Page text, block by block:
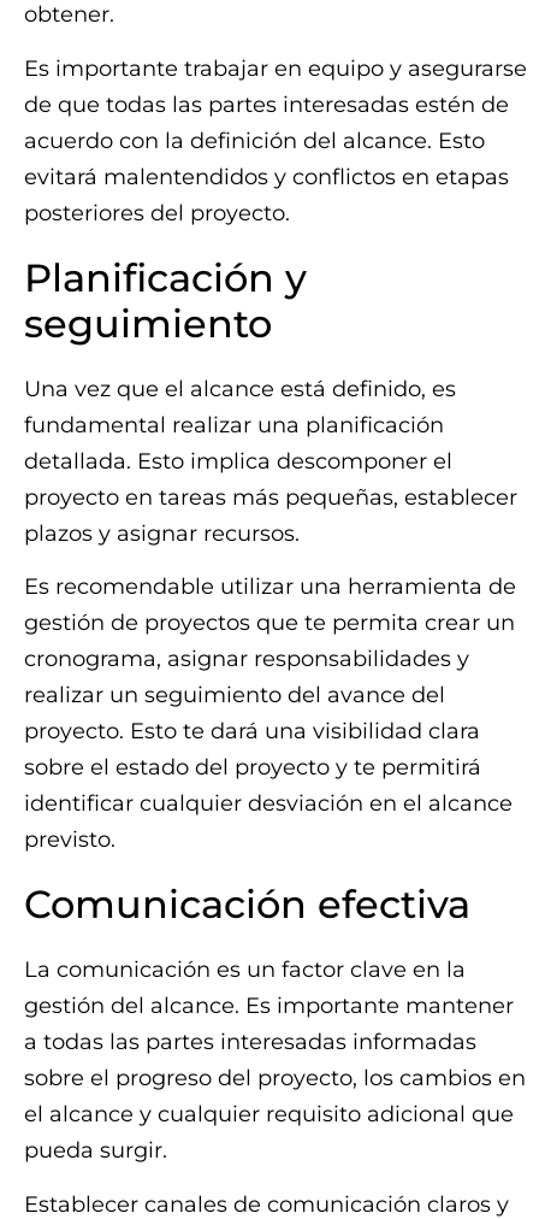
obtener.
Es importante trabajar en equipo y asegurarse
de que todas las partes interesadas estén de
acuerdo con la definición del alcance. Esto
evitará malentendidos y conflictos en etapas
posteriores del proyecto.
Planificación y
seguimiento
Una vez que el alcance está definido, es
fundamental realizar una planificación
detallada. Esto implica descomponer el
proyecto en tareas más pequeñas, establecer
plazos y asignar recursos.
Es recomendable utilizar una herramienta de
gestión de proyectos que te permita crear un
cronograma, asignar responsabilidades y
realizar un seguimiento del avance del
proyecto. Esto te dará una visibilidad clara
sobre el estado del proyecto y te permitirá
identificar cualquier desviación en el alcance
previsto.
Comunicación efectiva
La comunicación es un factor clave en la
gestión del alcance. Es importante mantener
a todas las partes interesadas informadas
sobre el progreso del proyecto, los cambios en
el alcance y cualquier requisito adicional que
pueda surgir.
Establecer canales de comunicación claros y